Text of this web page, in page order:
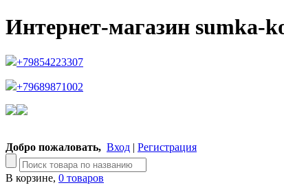
Интернет-магазин sumka-
+79854223307
+79689871002
Добро пожаловать, Вход | Регистрация
В корзине, 0 товаров